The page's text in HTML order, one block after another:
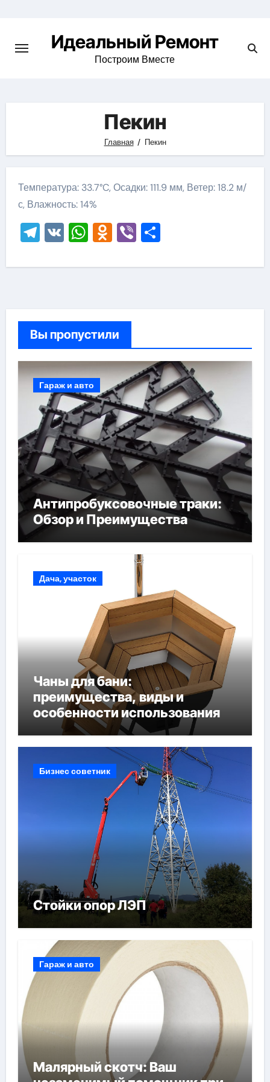
content
Идеальный Ремонт
Построим Вместе
Пекин
Главная Пекин
Температура: 33.7°C, Осадки: 111.9 мм, Ветер: 18.2 м/
с, Влажность: 14%
Telegram
VKWhatsApp
Odnoklassniki
ViberОтправить
Вы пропустили
Гараж и авто
Антипробуксовочные траки:
Обзор и Преимущества
Дача, участок
Чаны для бани:
преимущества, виды и
особенности использования
Бизнес советник
Стойки опор ЛЭП
Гараж и авто
Малярный скотч: Ваш